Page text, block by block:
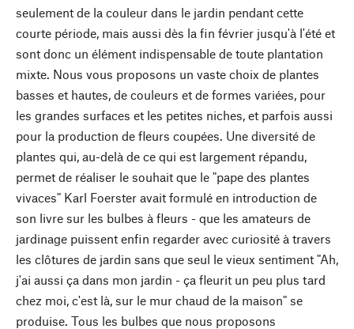
seulement de la couleur dans le jardin pendant cette
courte période, mais aussi dès la fin février jusqu'à l'été et
sont donc un élément indispensable de toute plantation
mixte. Nous vous proposons un vaste choix de plantes
basses et hautes, de couleurs et de formes variées, pour
les grandes surfaces et les petites niches, et parfois aussi
pour la production de fleurs coupées. Une diversité de
plantes qui, au-delà de ce qui est largement répandu,
permet de réaliser le souhait que le "pape des plantes
vivaces" Karl Foerster avait formulé en introduction de
son livre sur les bulbes à fleurs - que les amateurs de
jardinage puissent enfin regarder avec curiosité à travers
les clôtures de jardin sans que seul le vieux sentiment "Ah,
j'ai aussi ça dans mon jardin - ça fleurit un peu plus tard
chez moi, c'est là, sur le mur chaud de la maison" se
produise. Tous les bulbes que nous proposons